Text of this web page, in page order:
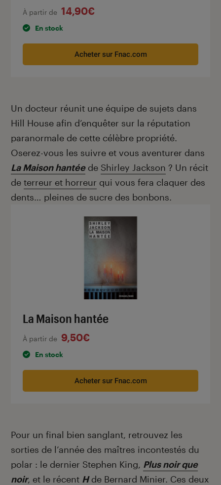
À partir de 14,90€
En stock
Acheter sur Fnac.com
Un docteur réunit une équipe de sujets dans
Hill House afin d’enquêter sur la réputation
paranormale de cette célèbre propriété.
Oserez-vous les suivre et vous aventurer dans
La Maison hantéede Shirley Jackson ? Un récit
de terreur et horreur qui vous fera claquer des
dents… pleines de sucre des bonbons.
La Maison hantée
À partir de 9,50€
En stock
Acheter sur Fnac.com
Pour un final bien sanglant, retrouvez les
sorties de l’année des maîtres incontestés du
polar : le dernier Stephen King, Plus noir que
noir, et le récent Hde Bernard Minier. Ces deux